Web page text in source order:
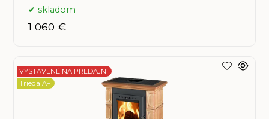
skladom
1 060 €
VYSTAVENÉ NA PREDAJNI
Trieda A+